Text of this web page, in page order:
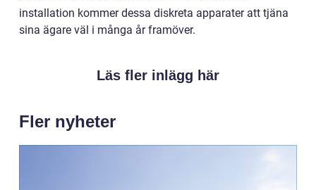
installation kommer dessa diskreta apparater att tjäna
sina ägare väl i många år framöver.
Läs fler inlägg här
Fler nyheter